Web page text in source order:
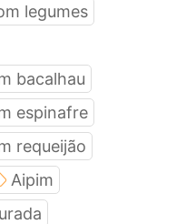
legumes
bacalhau
espinafre
requeijão
Aipim